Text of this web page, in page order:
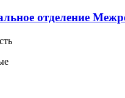
отделение